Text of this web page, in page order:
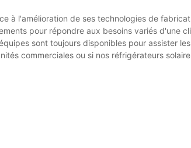
à l'amélioration de ses technologies de
pour répondre aux besoins variés d'une
sont toujours disponibles pour assister
commerciales ou si nos réfrigérateurs